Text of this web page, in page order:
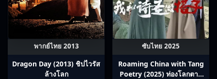
พากย์ไทย 2013
Dragon Day (2013) ชิปไวรัส
ล้างโลก
ซับไทย 2025
Roaming China with Tang
Poetry (2025) ท่องโลกตาม